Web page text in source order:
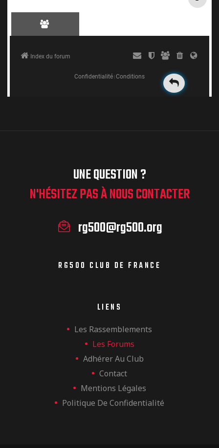
UNE QUESTION ?
N'HÉSITEZ PAS À NOUS CONTACTER
rg500@rg500.org
RG500 CLUB DE FRANCE
LIENS
Les Rassemblements
Les Forums
Adhérer Au Club
Contact
Mentions Légales
Politique De Confidentialité